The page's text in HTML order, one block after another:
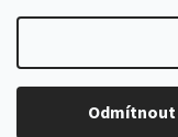
Odmítnout
Copyright 2026